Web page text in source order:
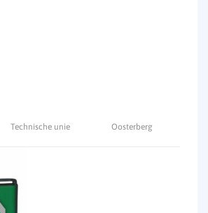
Technische unie Oosterberg